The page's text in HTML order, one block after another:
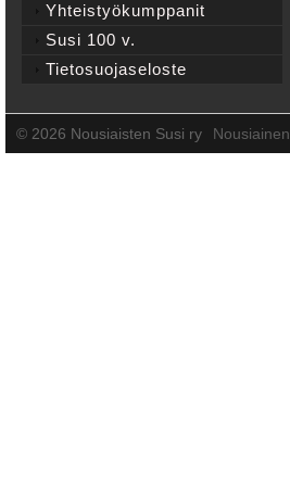
Yhteistyökumppanit
Susi 100 v.
Tietosuojaseloste
© 2026 Nousiaisten Susi ry Nousiainen